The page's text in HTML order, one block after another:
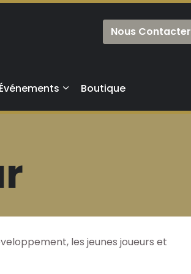
Boutique
Nous Contacter
les jeunes joueurs et